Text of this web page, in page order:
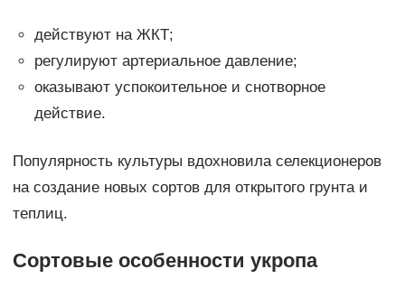
действуют на ЖКТ;
регулируют артериальное давление;
оказывают успокоительное и снотворное
действие.
Популярность культуры вдохновила селекционеров
на создание новых сортов для открытого грунта и
теплиц.
Сортовые особенности укропа